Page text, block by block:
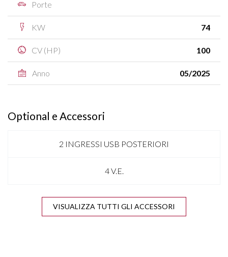
Porte
KW 74
CV (HP) 100
Anno 05/2025
Optional e Accessori
2 INGRESSI USB POSTERIORI
4 V.E.
ANTENNA SHARK
VISUALIZZA TUTTI GLI ACCESSORI